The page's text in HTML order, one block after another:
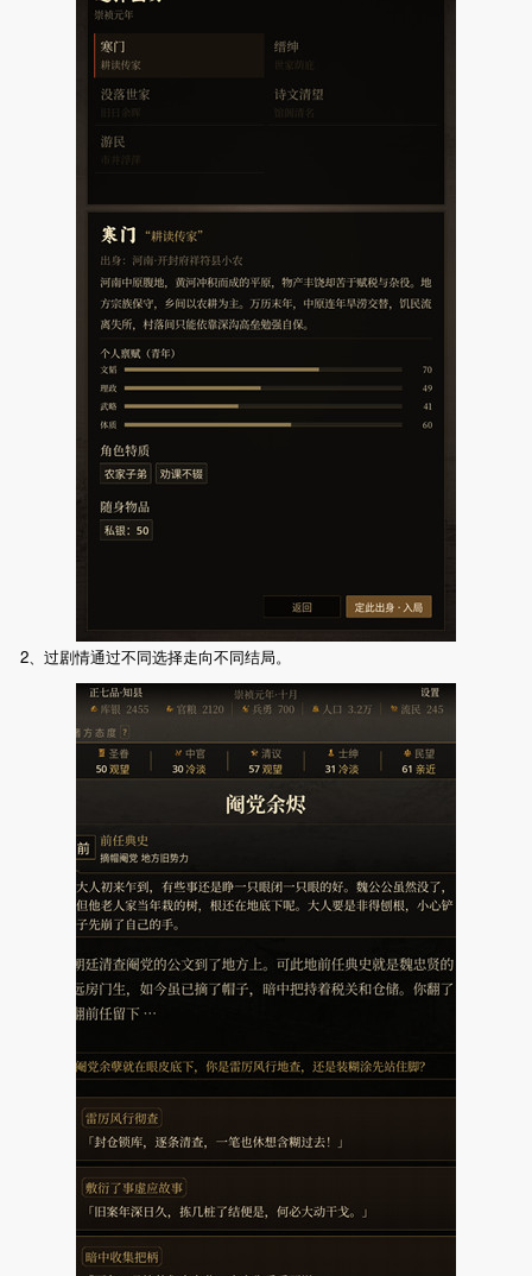
2、过剧情通过不同选择走向不同结局。